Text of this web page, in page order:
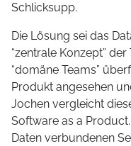
Schlicksupp.
Die Lösung sei das
“zentrale Konzept”
“domäne Teams”
Produkt angesehen
Jochen vergleicht
Software as a
Daten verbundenen